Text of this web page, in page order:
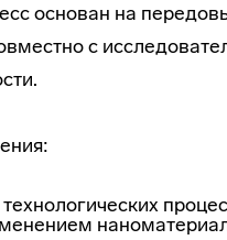
основан на
с